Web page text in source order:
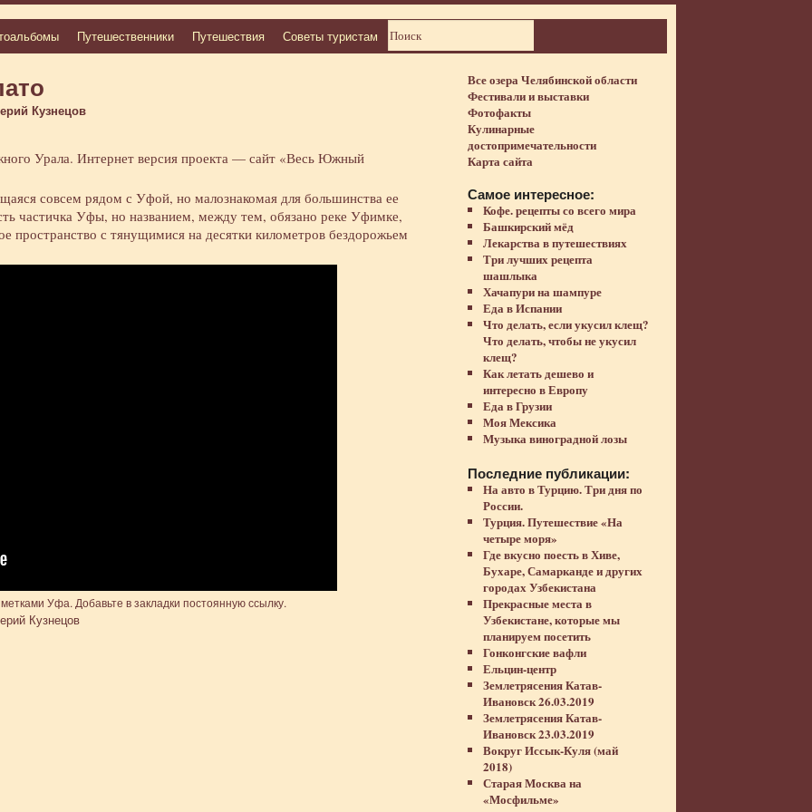
Путешественники Путешествия Советы туристам
Кузнецов
Урала. Интернет версия проекта — сайт «Весь Южный
совсем рядом с Уфой, но малознакомая для большинства ее
частичка Уфы, но названием, между тем, обязано реке Уфимке,
пространство с тянущимися на десятки километров бездорожьем
Уфа. Добавьте в закладки постоянную ссылку.
Кузнецов
Все озера Челябинской области
Фестивали и выставки
Фотофакты
Кулинарные
достопримечательности
Карта сайта
Самое интересное:
Кофе. рецепты со всего мира
Башкирский мёд
Лекарства в путешествиях
Три лучших рецепта
шашлыка
Хачапури на шампуре
Еда в Испании
Что делать, если укусил клещ?
Что делать, чтобы не укусил
клещ?
Как летать дешево и
интересно в Европу
Еда в Грузии
Моя Мексика
Музыка виноградной лозы
Последние публикации:
На авто в Турцию. Три дня по
России.
Турция. Путешествие «На
четыре моря»
Где вкусно поесть в Хиве,
Бухаре, Самарканде и других
городах Узбекистана
Прекрасные места в
Узбекистане, которые мы
планируем посетить
Гонконгские вафли
Ельцин-центр
Землетрясения Катав-
Ивановск 26.03.2019
Землетрясения Катав-
Ивановск 23.03.2019
Вокруг Иссык-Куля (май
2018)
Старая Москва на
«Мосфильме»